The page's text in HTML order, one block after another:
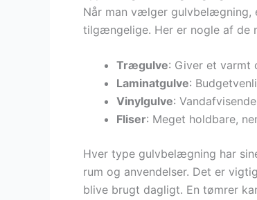
Når man vælger gulvbelægning,
tilgængelige. Her er nogle af
Trægulve: Giver et varmt
Laminatgulve:
Vinylgulve:
Fliser: Meget holdbare,
Hver type gulvbelægning har
rum og anvendelser. Det er
blive brugt dagligt. En tømrer